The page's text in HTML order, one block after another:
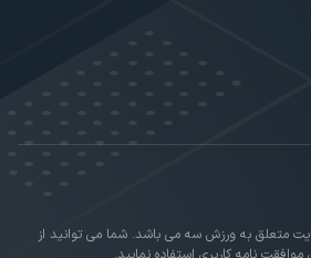
متعلق به ورزش سه می باشد. شما می توانید از